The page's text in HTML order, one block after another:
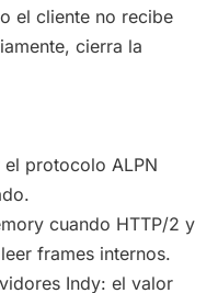
el cliente no recibe
cierra la
protocolo ALPN
cuando HTTP/2 y
frames internos.
Indy: el valor